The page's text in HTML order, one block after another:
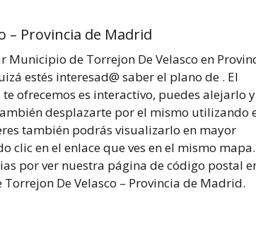
– Provincia de Madrid
Municipio de Torrejon De Velasco en
estés interesad@ saber el plano de . El
ofrecemos es interactivo, puedes alejarlo y
desplazarte por el mismo utilizando
también podrás visualizarlo en mayor
clic en el enlace que ves en el mismo mapa.
por ver nuestra página de código postal
De Velasco – Provincia de Madrid.